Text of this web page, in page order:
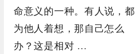
命意义的一种。有人说，都
为他人着想，那自己怎么
办？这是相对 …